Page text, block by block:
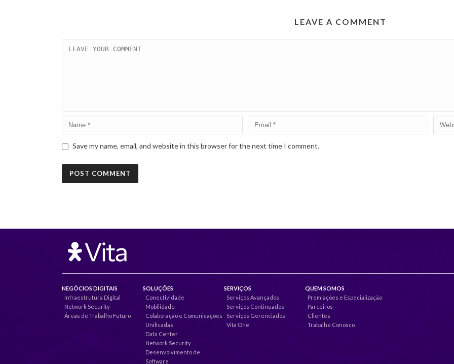
LEAVE A COMMENT
Save my name, email, and website in this browser for the next time I comment.
NEGÓCIOS DIGITAIS
Infraestrutura Digital
Network Security
Áreas de Trabalho Futuro
SOLUÇÕES
Conectividade
Mobilidade
Colaboração e Comunicações
Unificadas
Data Center
Network Security
Desenvolvimento de
Software
SERVIÇOS
Serviços Avançados
Serviços Continuados
Serviços Gerenciados
Vita One
QUEM SOMOS
Premiações e Especialização
Parceiros
Clientes
Trabalhe Conosco